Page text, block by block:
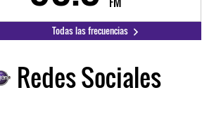
Todas las frecuencias
Redes Sociales